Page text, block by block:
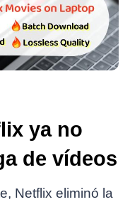
ya no
de vídeos
Netflix eliminó la